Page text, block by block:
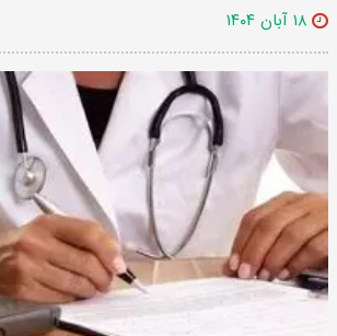
۱۸ آبان ۱۴۰۴